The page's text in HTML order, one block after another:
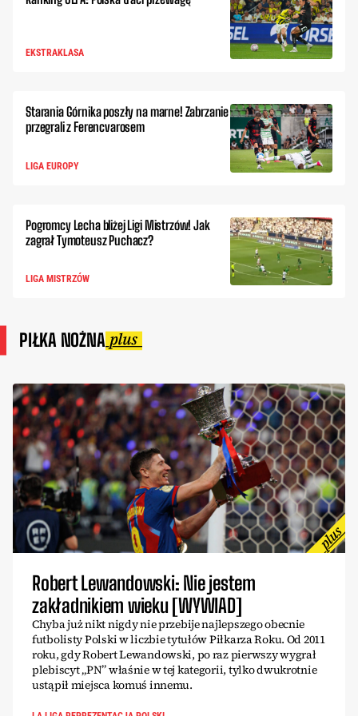
EKSTRAKLASA
Starania Górnika poszły na marne! Zabrzanie
przegrali z Ferencvarosem
LIGA EUROPY
Pogromcy Lecha bliżej Ligi Mistrzów! Jak
zagrał Tymoteusz Puchacz?
LIGA MISTRZÓW
PIŁKA NOŻNA
Robert Lewandowski: Nie jestem
zakładnikiem wieku [WYWIAD]
Chyba już nikt nigdy nie przebije najlepszego obecnie
futbolisty Polski w liczbie tytułów Piłkarza Roku. Od 2011
roku, gdy Robert Lewandowski, po raz pierwszy wygrał
plebiscyt „PN” właśnie w tej kategorii, tylko dwukrotnie
ustąpił miejsca komuś innemu.